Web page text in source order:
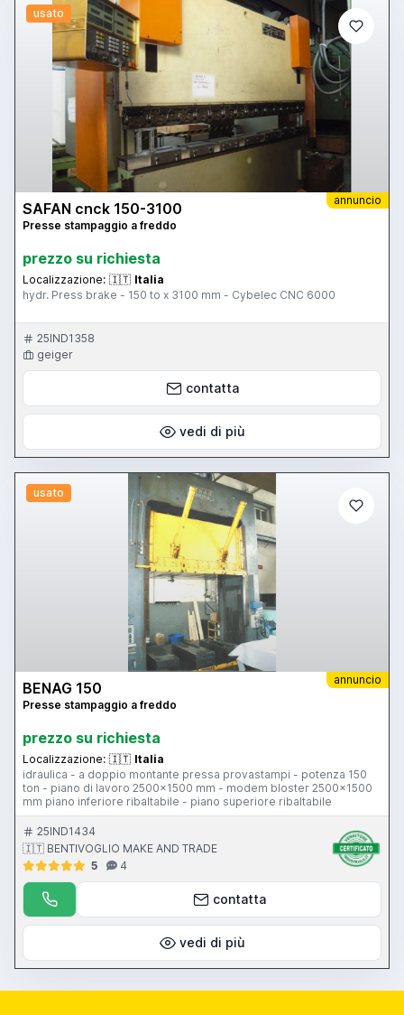
usato
annuncio
SAFAN cnck 150-3100
Presse stampaggio a freddo
prezzo su richiesta
Localizzazione: 🇮🇹 Italia
hydr. Press brake - 150 to x 3100 mm - Cybelec CNC 6000
25IND1358
geiger
contatta
vedi di più
usato
annuncio
BENAG 150
Presse stampaggio a freddo
prezzo su richiesta
Localizzazione: 🇮🇹 Italia
idraulica - a doppio montante pressa provastampi - potenza 150
ton - piano di lavoro 2500x1500 mm - modem bloster 2500x1500
mm piano inferiore ribaltabile - piano superiore ribaltabile
25IND1434
🇮🇹 BENTIVOGLIO MAKE AND TRADE
5
4
contatta
vedi di più